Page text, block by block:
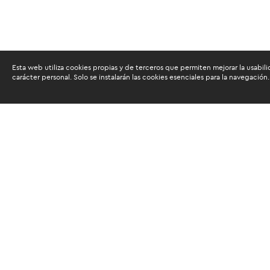
Esta web utiliza cookies propias y de terceros que permiten mejorar la
carácter personal. Solo se instalarán las cookies esenciales para la navegación.